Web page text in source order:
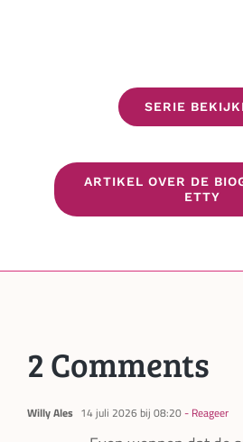
SERIE
ARTIKEL OVER DE
ETTY
2 Comments
Willy Ales 14 juli 2026 bij 08:20- Reageer